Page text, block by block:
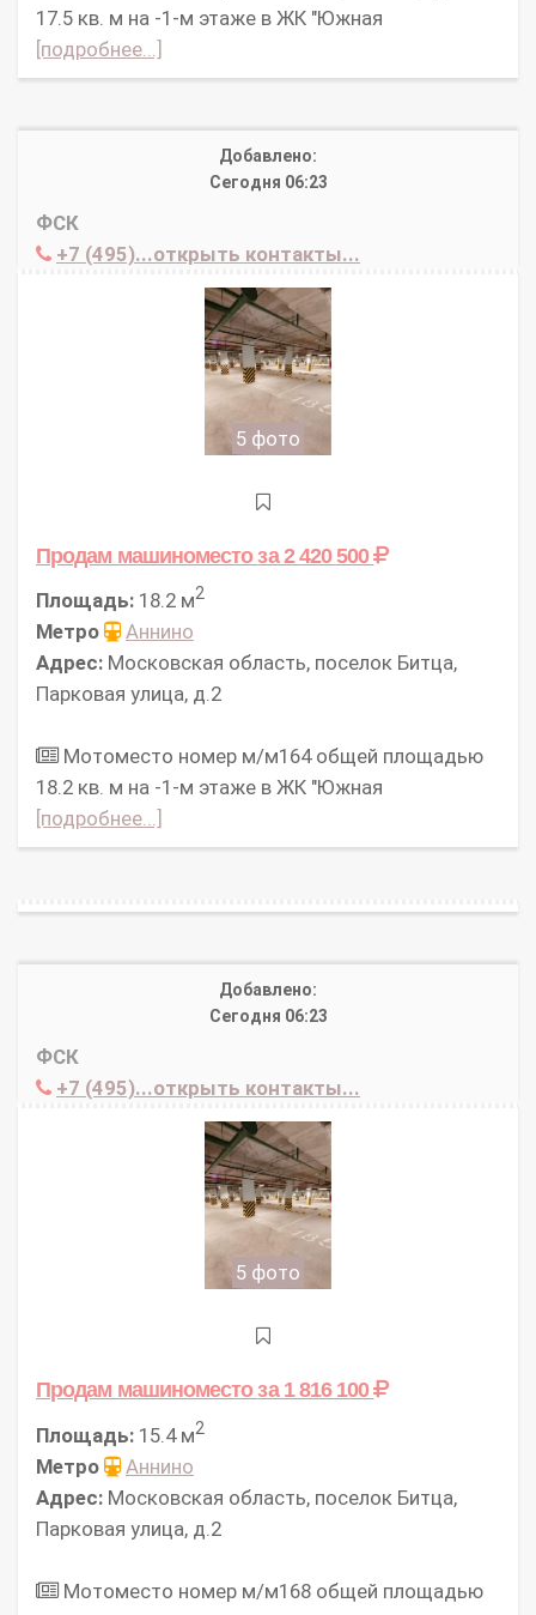
17.5 кв. м на -1-м этаже в ЖК "Южная
[подробнее...]
Добавлено:
Сегодня 06:23
ФСК
+7 (495)...открыть контакты...
5 фото
Продам машиноместоза 2 420 500
Площадь: 18.2 м2
Метро
Аннино
Адрес: Московская область, поселок Битца,
Парковая улица, д.2
Мотоместо номер м/м164 общей площадью
18.2 кв. м на -1-м этаже в ЖК "Южная
[подробнее...]
Добавлено:
Сегодня 06:23
ФСК
+7 (495)...открыть контакты...
5 фото
Продам машиноместоза 1 816 100
Площадь: 15.4 м2
Метро
Аннино
Адрес: Московская область, поселок Битца,
Парковая улица, д.2
Мотоместо номер м/м168 общей площадью